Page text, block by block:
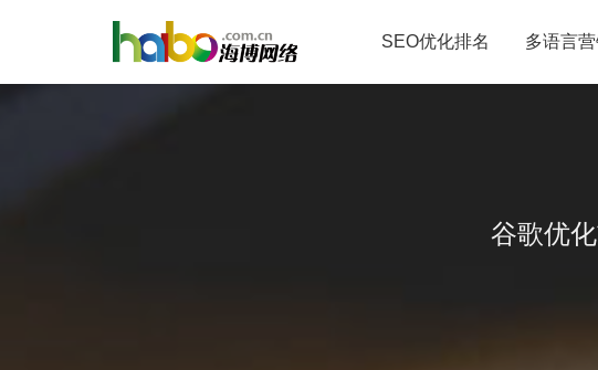
SEO优化排名 多语言
谷歌优